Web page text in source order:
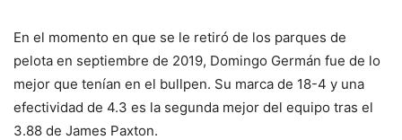
En el momento en que se le retiró de los parques de
pelota en septiembre de 2019, Domingo Germán fue de lo
mejor que tenían en el bullpen. Su marca de 18-4 y una
efectividad de 4.3 es la segunda mejor del equipo tras el
3.88 de James Paxton.